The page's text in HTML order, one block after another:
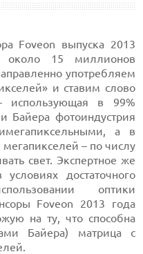
Foveon выпуска 2013
около 15 миллионов
употребляем
и ставим слово
использующая в 99%
Байера фотоиндустрия
а в
– по числу
свет. Экспертное же
достаточного
оптики
Foveon 2013 года
на ту, что способна
Байера) матрица с